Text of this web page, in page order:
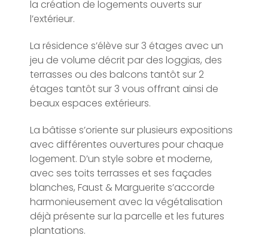
la création de logements ouverts sur
l’extérieur.
La résidence s’élève sur 3 étages avec un
jeu de volume décrit par des loggias, des
terrasses ou des balcons tantôt sur 2
étages tantôt sur 3 vous offrant ainsi de
beaux espaces extérieurs.
La bâtisse s’oriente sur plusieurs expositions
avec différentes ouvertures pour chaque
logement. D’un style sobre et moderne,
avec ses toits terrasses et ses façades
blanches, Faust & Marguerite s’accorde
harmonieusement avec la végétalisation
déjà présente sur la parcelle et les futures
plantations.